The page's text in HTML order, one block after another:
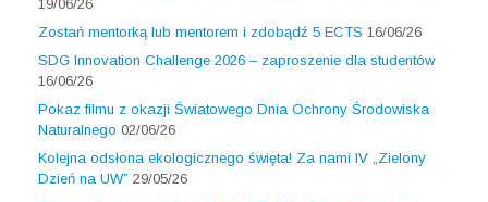
19/06/26
Zostań mentorką lub mentorem i zdobądź 5 ECTS 16/06/26
SDG Innovation Challenge 2026 – zaproszenie dla studentów
16/06/26
Pokaz filmu z okazji Światowego Dnia Ochrony Środowiska
Naturalnego 02/06/26
Kolejna odsłona ekologicznego święta! Za nami IV „Zielony
Dzień na UW” 29/05/26